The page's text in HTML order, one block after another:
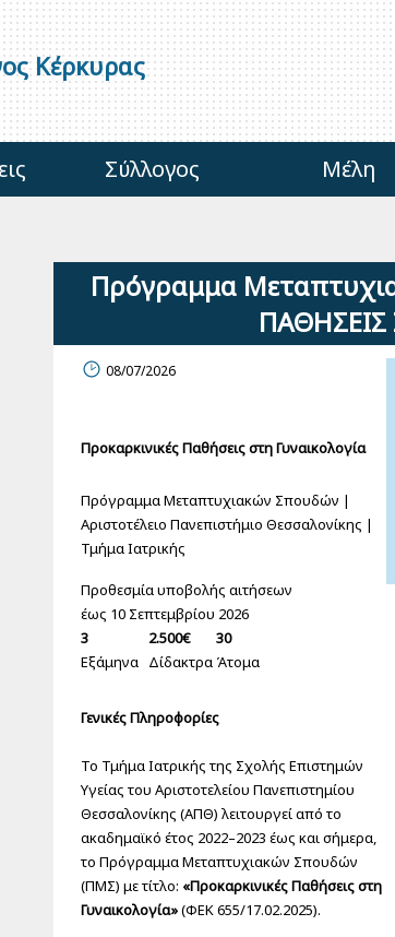
Κέρκυρας
Σύλλογος Μέλη
Πρόγραμμα
ΠΑΘΗΣΕΙΣ
08/07/2026
Προκαρκινικές Παθήσεις στη Γυναικολογία
Πρόγραμμα Μεταπτυχιακών Σπουδών |
Αριστοτέλειο Πανεπιστήμιο Θεσσαλονίκης |
Τμήμα Ιατρικής
Προθεσμία υποβολής αιτήσεων
έως 10 Σεπτεμβρίου 2026
3
Εξάμηνα
2.500€
Δίδακτρα
30
Άτομα
Γενικές Πληροφορίες
Το Τμήμα Ιατρικής της Σχολής Επιστημών
Υγείας του Αριστοτελείου Πανεπιστημίου
Θεσσαλονίκης (ΑΠΘ) λειτουργεί από το
ακαδημαϊκό έτος 2022–2023 έως και σήμερα,
το Πρόγραμμα Μεταπτυχιακών Σπουδών
(ΠΜΣ) με τίτλο: «Προκαρκινικές Παθήσεις στη
Γυναικολογία»(ΦΕΚ 655/17.02.2025).